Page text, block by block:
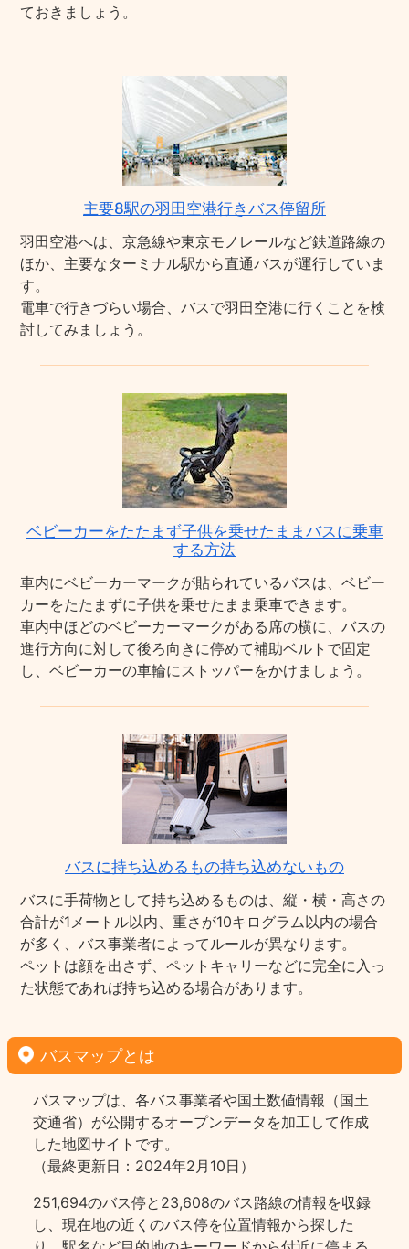
ておきましょう。
主要8駅の羽田空港行きバス停留所
羽田空港へは、京急線や東京モノレールなど鉄道路線の
ほか、主要なターミナル駅から直通バスが運行していま
す。
電車で行きづらい場合、バスで羽田空港に行くことを検
討してみましょう。
ベビーカーをたたまず子供を乗せたままバスに乗車
する方法
車内にベビーカーマークが貼られているバスは、ベビー
カーをたたまずに子供を乗せたまま乗車できます。
車内中ほどのベビーカーマークがある席の横に、バスの
進行方向に対して後ろ向きに停めて補助ベルトで固定
し、ベビーカーの車輪にストッパーをかけましょう。
バスに持ち込めるもの持ち込めないもの
バスに手荷物として持ち込めるものは、縦・横・高さの
合計が1メートル以内、重さが10キログラム以内の場合
が多く、バス事業者によってルールが異なります。
ペットは顔を出さず、ペットキャリーなどに完全に入っ
た状態であれば持ち込める場合があります。
バスマップとは
バスマップは、各バス事業者や国土数値情報（国土
交通省）が公開するオープンデータを加工して作成
した地図サイトです。
（最終更新日：2024年2月10日）
251,694のバス停と23,608のバス路線の情報を収録
し、現在地の近くのバス停を位置情報から探した